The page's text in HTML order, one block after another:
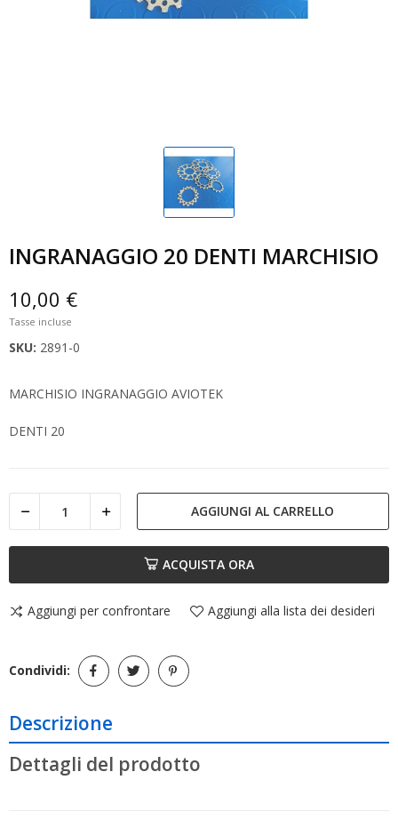
INGRANAGGIO 20 DENTI MARCHISIO
10,00 €
Tasse incluse
SKU: 2891-0
MARCHISIO INGRANAGGIO AVIOTEK
DENTI 20
AGGIUNGI AL CARRELLO
ACQUISTA ORA
Aggiungi per confrontare Aggiungi alla lista dei desideri
Condividi:
Descrizione
Dettagli del prodotto